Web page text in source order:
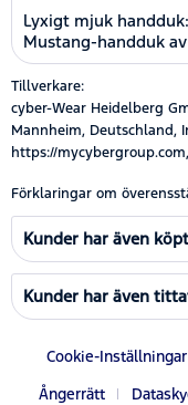
Lyxigt mjuk
Mustang-handduk
Tillverkare:
cyber-Wear Heidelberg
Mannheim, Deutschland,
https://
Förklaringar om
Kunder har även köpt
Kunder har även
Cookie-Inställningar
Ångerrätt